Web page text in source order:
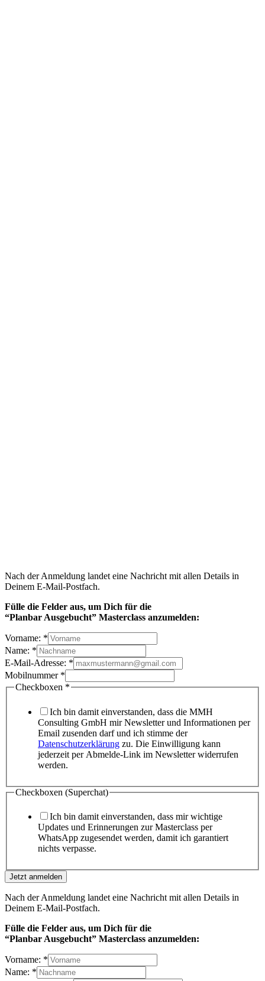
Nach der Anmeldung landet eine Nachricht mit allen Details in
Deinem E-Mail-Postfach.
Fülle die Felder aus, um Dich für die
“Planbar Ausgebucht” Masterclass anzumelden:
Vorname: *
Name: *
E-Mail-Adresse: *
Mobilnummer *
Checkboxen *
Ich bin damit einverstanden, dass die MMH
Consulting GmbH mir Newsletter und Informationen per
Email zusenden darf und ich stimme der
Datenschutzerklärung zu. Die Einwilligung kann
jederzeit per Abmelde-Link im Newsletter widerrufen
werden.
Checkboxen (Superchat)
Ich bin damit einverstanden, dass mir wichtige
Updates und Erinnerungen zur Masterclass per
WhatsApp zugesendet werden, damit ich garantiert
nichts verpasse.
Jetzt anmelden
Nach der Anmeldung landet eine Nachricht mit allen Details in
Deinem E-Mail-Postfach.
Fülle die Felder aus, um Dich für die
“Planbar Ausgebucht” Masterclass anzumelden:
Vorname: *
Name: *